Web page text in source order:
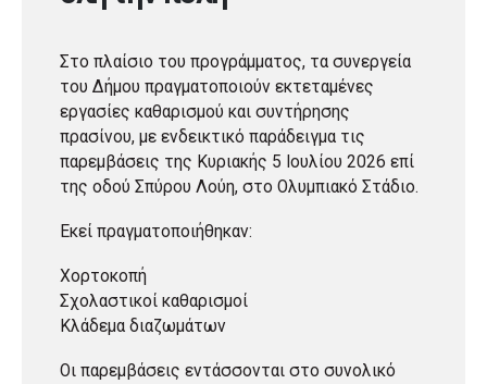
Στο πλαίσιο του προγράμματος, τα συνεργεία
του Δήμου πραγματοποιούν εκτεταμένες
εργασίες καθαρισμού και συντήρησης
πρασίνου, με ενδεικτικό παράδειγμα τις
παρεμβάσεις της Κυριακής 5 Ιουλίου 2026 επί
της οδού Σπύρου Λούη, στο Ολυμπιακό Στάδιο.
Εκεί πραγματοποιήθηκαν:
Χορτοκοπή
Σχολαστικοί καθαρισμοί
Κλάδεμα διαζωμάτων
Οι παρεμβάσεις εντάσσονται στο συνολικό